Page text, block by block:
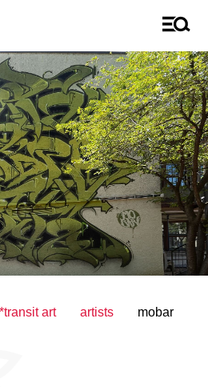
Seite "mobar"
*transit art artists
mobar